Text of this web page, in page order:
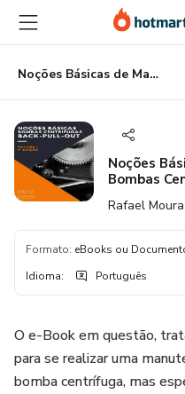
para
conteúdo
principal
para
pagamento
para
rodapé
Noções Básicas de Manutenção em Bombas Centrífugas (Back-Pull-Out)
Noções
Bombas
Rafael
Formato: eBooks ou
Idioma: Português
O e-Book em questão,
para se realizar uma
bomba centrífuga, mas